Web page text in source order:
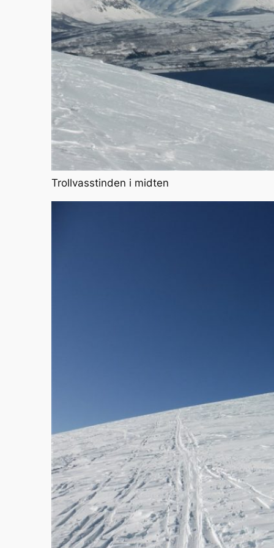
Trollvasstinden i midten